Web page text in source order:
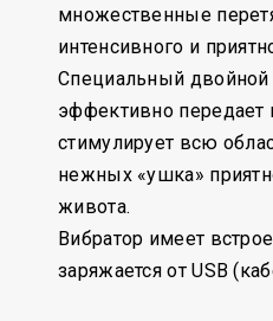
множественные
интенсивного и
Специальный двойной
эффективно
стимулирует всю
нежных «ушка»
живота.
Вибратор имеет
заряжается от USB